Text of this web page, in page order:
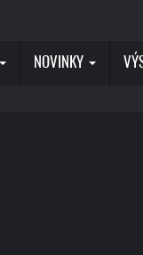
NOVINKY